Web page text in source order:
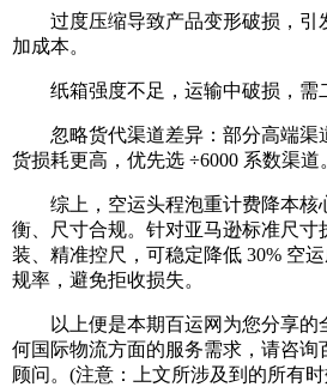
过度压缩导致产品变形破损，引
加成本。
纸箱强度不足，运输中破损，需
忽略货代渠道差异：部分高端渠
货损耗更高，优先选 ÷6000 系数渠道
综上，空运头程泡重计费降本核
衡、尺寸合规。针对亚马逊标准尺寸
装、精准控尺，可稳定降低 30% 空
规率，避免拒收损失。
以上便是本期百运网为您分享的
何国际物流方面的服务需求，请咨询
顾问。(注意：上文所涉及到的所有